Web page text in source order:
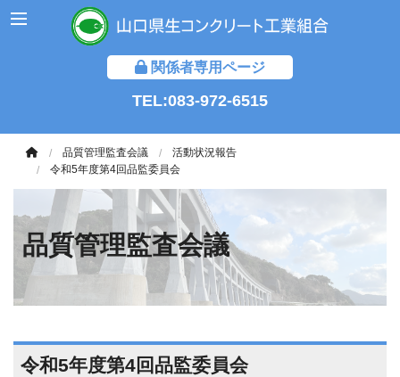
関係者専用ページ
TEL:083-972-6515
品質管理監査会議
活動状況報告
令和5年度第4回品監委員会
品質管理監査会議
令和5年度第4回品監委員会